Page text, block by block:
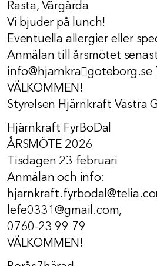
Rasta, Vårgårda
Vi bjuder på lunch!
Eventuella allergier eller
Anmälan till årsmötet
info@hjarnkra􀅌goteborg.se
VÄLKOMMEN!
Styrelsen Hjärnkraft Västra
Hjärnkraft FyrBoDal
ÅRSMÖTE 2026
Tisdagen 23 februari
Anmälan och info:
lefe0331@gmail.com,
0760-23 99 79
VÄLKOMMEN!